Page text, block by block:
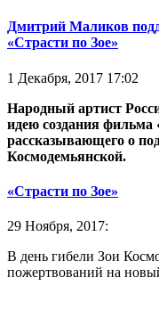
Дмитрий Маликов
«Страсти по Зое»
1 Декабря, 2017 17:02
Народный артист
идею создания фильма
рассказывающего о
Космодемьянской.
«Страсти по Зое»
29 Ноября, 2017:
В день гибели Зои
пожертвований на